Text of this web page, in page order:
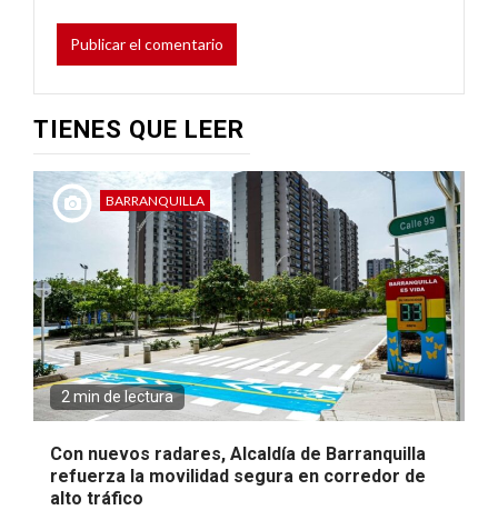
TIENES QUE LEER
BARRANQUILLA
2 min de lectura
Con nuevos radares, Alcaldía de Barranquilla
refuerza la movilidad segura en corredor de
alto tráfico